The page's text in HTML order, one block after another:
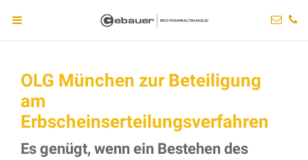
OLG München zur Beteiligung
am
Erbscheinserteilungsverfahren
Es genügt, wenn ein Bestehen des